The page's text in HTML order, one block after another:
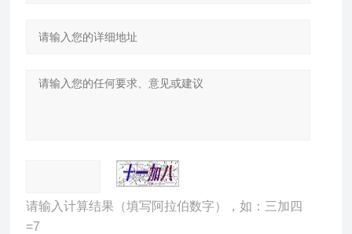
请输入计算结果（填写阿拉伯数字），如：三加四
=7